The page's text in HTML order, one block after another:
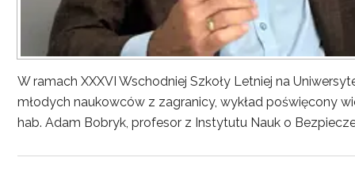
W ramach XXXVI Wschodniej Szkoły Letniej na
młodych naukowców z zagranicy, wykład poświęcony
hab. Adam Bobryk, profesor z Instytutu Nauk o